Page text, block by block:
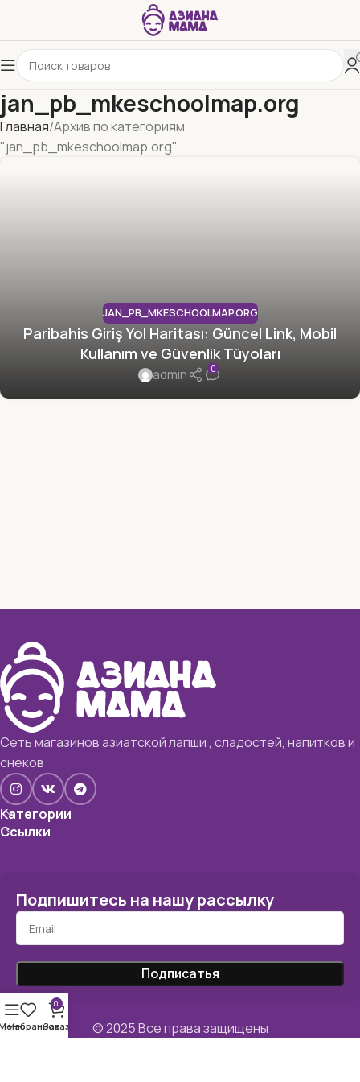
jan_pb_mkeschoolmap.org
Главная Архив по категориям
"jan_pb_mkeschoolmap.org"
JAN_PB_MKESCHOOLMAP.ORG
Paribahis Giriş Yol Haritası: Güncel Link, Mobil
Kullanım ve Güvenlik Tüyoları
admin 0
Сеть магазинов азиатской лапши , сладостей, напитков и
снеков
Категории
Ссылки
Подпишитесь на нашу рассылку
© 2025 Все права защищены
Избранное
0
Заказ